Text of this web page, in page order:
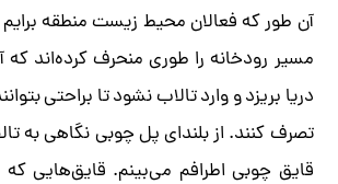
آن طور که فعالان محیط زیست منطقه
مسیر رودخانه را طوری منحرف کرده‌اند
دریا بریزد و وارد تالاب نشود تا براحتی
تصرف کنند. از بلندای پل چوبی نگاهی به
قایق چوبی اطرافم می‌بینم. قایق‌هایی